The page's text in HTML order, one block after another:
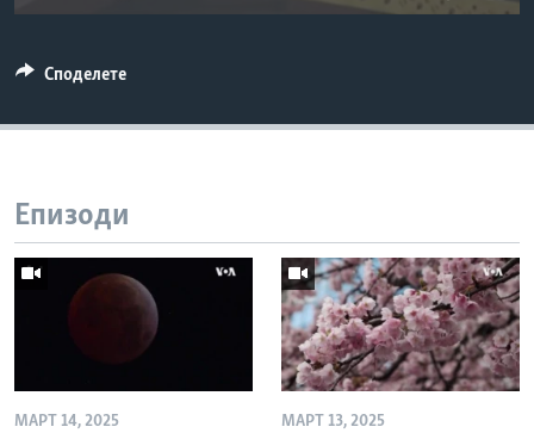
Споделете
Епизоди
МАРТ 14, 2025 МАРТ 13, 2025